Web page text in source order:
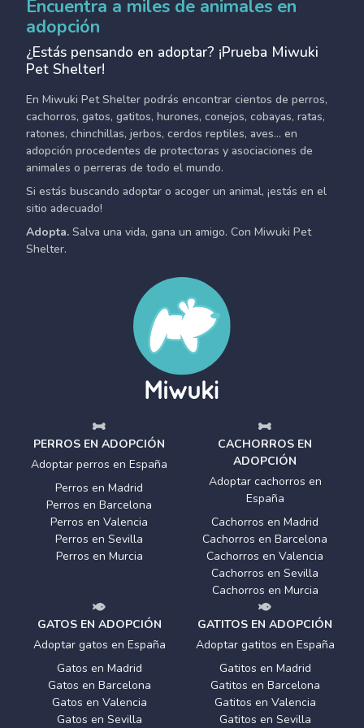
Encuentra a miles de animales en
adopción
¿Estás pensando en adoptar? ¡Prueba Miwuki
Pet Shelter!
En Miwuki Pet Shelter podrás encontrar cientos de perros,
cachorros, gatos, gatitos, hurones, conejos, cobayas, ratas,
ratones, chinchillas, jerbos, cerdos reptiles, aves... en
adopción procedentes de protectoras y asociaciones de
animales o perreras de todo el mundo.
Si estás buscando adoptar o acoger un animal, ¡estás en el
sitio adecuado!
Adopta. Salva una vida, gana un amigo. Con Miwuki Pet
Shelter.
PERROS EN ADOPCIÓN
Adoptar perros en España
Perros en Madrid
Perros en Barcelona
Perros en Valencia
Perros en Sevilla
Perros en Murcia
CACHORROS EN
ADOPCIÓN
Adoptar cachorros en
España
Cachorros en Madrid
Cachorros en Barcelona
Cachorros en Valencia
Cachorros en Sevilla
Cachorros en Murcia
GATOS EN ADOPCIÓN
Adoptar gatos en España
Gatos en Madrid
Gatos en Barcelona
Gatos en Valencia
Gatos en Sevilla
GATITOS EN ADOPCIÓN
Adoptar gatitos en España
Gatitos en Madrid
Gatitos en Barcelona
Gatitos en Valencia
Gatitos en Sevilla